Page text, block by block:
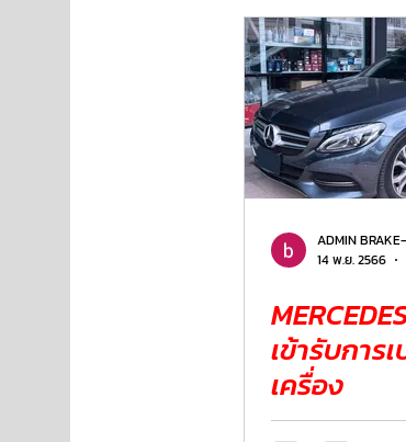
ADMIN
14 พ.ย. 2566
เข้ารับการ
เครื่อง